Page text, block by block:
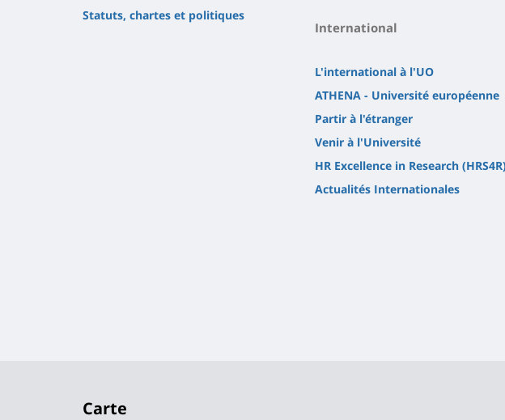
Statuts, chartes et politiques
International
L'international à l'UO
ATHENA - Université européenne
Partir à l'étranger
Venir à l'Université
HR Excellence in Research
Actualités Internationales
Carte